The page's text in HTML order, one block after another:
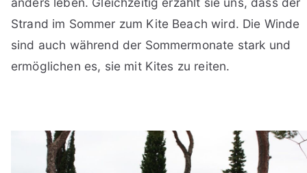
Strand im Sommer zum Kite Beach wird. Die Winde
sind auch während der Sommermonate stark und
ermöglichen es, sie mit Kites zu reiten.